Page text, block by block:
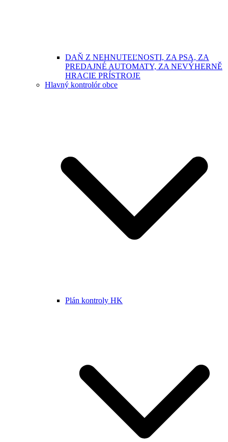
DAŇ Z NEHNUTEĽNOSTI, ZA PSA, ZA
PREDAJNÉ AUTOMATY, ZA NEVÝHERNĚ
HRACIE PRÍSTROJE
Hlavný kontrolór obce
Plán kontroly HK